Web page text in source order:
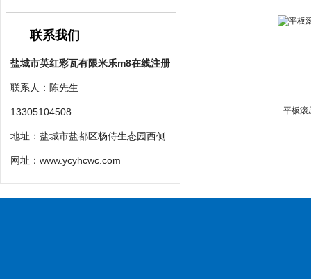
联系我们
盐城市英红彩瓦有限米乐m8在线注册
联系人：陈先生
13305104508
地址：盐城市盐都区杨侍生态园西侧
网址： www.ycyhcwc.com
平板滚